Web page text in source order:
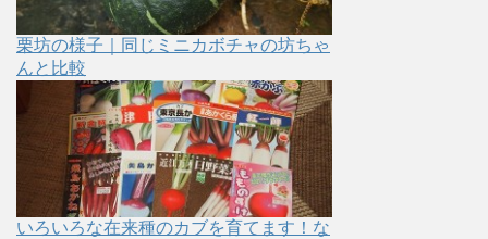
栗坊の様子｜同じミニカボチャの坊ちゃ
んと比較
いろいろな在来種のカブを育てます！な